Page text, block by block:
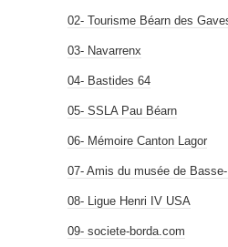
02- Tourisme Béarn des
03- Navarrenx
04- Bastides 64
05- SSLA Pau Béarn
06- Mémoire Canton Lagor
07- Amis du musée de
08- Ligue Henri IV USA
09- societe-borda.com